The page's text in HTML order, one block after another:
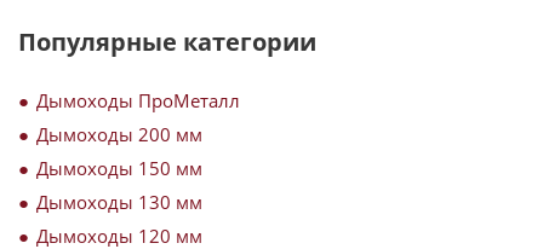
Популярные категории
Дымоходы ПроМеталл
Дымоходы 200 мм
Дымоходы 150 мм
Дымоходы 130 мм
Дымоходы 120 мм